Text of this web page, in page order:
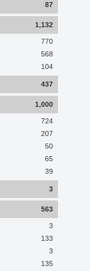
87
1,132
770
568
104
437
1,000
724
207
50
65
39
3
563
3
133
3
135